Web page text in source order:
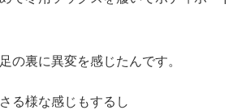
の裏に異変を感じたんです。
る様な感じもするし